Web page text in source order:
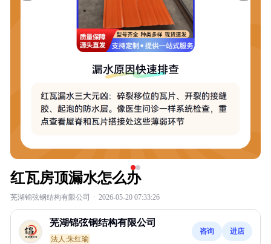
红瓦房顶漏水怎么办
芜湖锦弦钢结构有限公司 · 2026-05-20 07:33:26
芜湖锦弦钢结构有限公司
法人:朱红瑜
咨询 进店